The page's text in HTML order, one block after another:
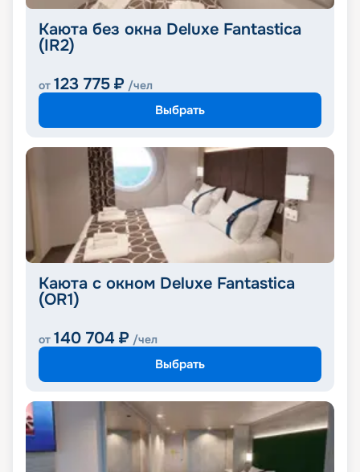
Каюта без окна Deluxe Fantastica
(IR2)
от 123 775 ₽ /чел
Выбрать
Каюта с окном Deluxe Fantastica
(OR1)
от 140 704 ₽ /чел
Выбрать